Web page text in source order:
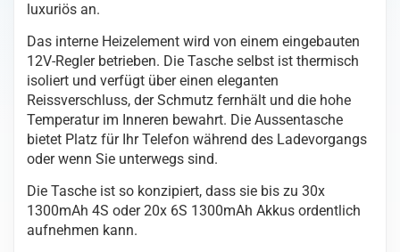
luxuriös an.
Das interne Heizelement wird von einem eingebauten
12V-Regler betrieben. Die Tasche selbst ist thermisch
isoliert und verfügt über einen eleganten
Reissverschluss, der Schmutz fernhält und die hohe
Temperatur im Inneren bewahrt. Die Aussentasche
bietet Platz für Ihr Telefon während des Ladevorgangs
oder wenn Sie unterwegs sind.
Die Tasche ist so konzipiert, dass sie bis zu 30x
1300mAh 4S oder 20x 6S 1300mAh Akkus ordentlich
aufnehmen kann.